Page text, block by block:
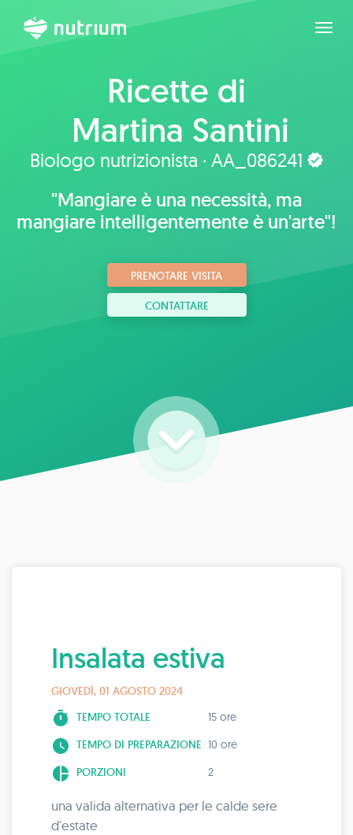
Ricette di
Martina Santini
Biologo nutrizionista · AA_086241
"Mangiare è una necessità, ma
mangiare intelligentemente è un'arte"!
PRENOTARE VISITA
CONTATTARE
Insalata estiva
GIOVEDÌ, 01 AGOSTO 2024
timer TEMPO TOTALE 15 ore
watch_later TEMPO DI PREPARAZIONE 10 ore
pie_chart PORZIONI 2
una valida alternativa per le calde sere
d'estate